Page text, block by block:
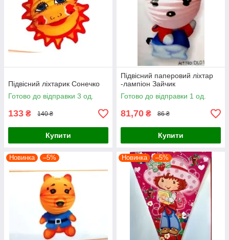
Підвісний ліхтарик Сонечко
Готово до відправки 3 од.
133 ₴ 140 ₴
Купити
Підвісний паперовий ліхтар
-лампіон Зайчик
Готово до відправки 1 од.
81,70 ₴ 86 ₴
Купити
Новинка –5% Новинка –5%